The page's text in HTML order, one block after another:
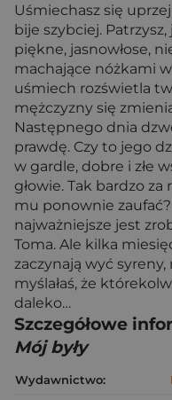
Uśmiechasz się
bije szybciej.
piękne, jasnowłose,
machające nóżkami
uśmiech rozświetla
mężczyzny się
Następnego dnia
prawdę. Czy to jego
w gardle, dobre i złe
głowie. Tak bardzo
mu ponownie zaufać?
najważniejsze jest
Toma. Ale kilka
zaczynają wyć
myślałaś, że
daleko…
Szczegółowe
Mój były
Wydawnictwo: